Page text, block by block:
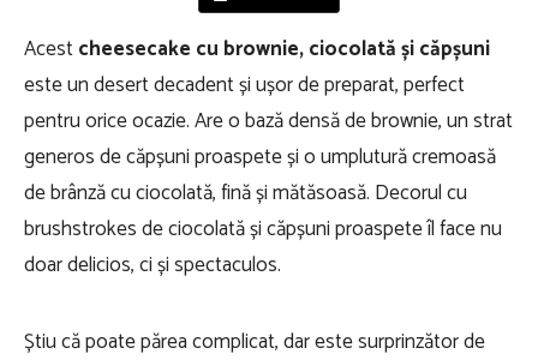
Acestcheesecake cu brownie, ciocolată și căpșuni
este un desert decadent și ușor de preparat, perfect
pentru orice ocazie. Are o bază densă de brownie, un strat
generos de căpșuni proaspete și o umplutură cremoasă
de brânză cu ciocolată, fină și mătăsoasă. Decorul cu
brushstrokes de ciocolată și căpșuni proaspete îl face nu
doar delicios, ci și spectaculos.
Știu că poate părea complicat, dar este surprinzător de